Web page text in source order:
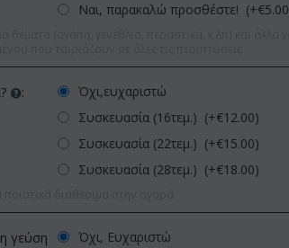
Ναι, παρακαλώ προσθέστε! (+€5.00
:
Όχι,ευχαριστώ
Συσκευασία (16τεμ.) (+€12.00)
Συσκευασία (22τεμ.) (+€15.00)
Συσκευασία (28τεμ.) (+€18.00)
γεύση
Όχι, Ευχαριστώ